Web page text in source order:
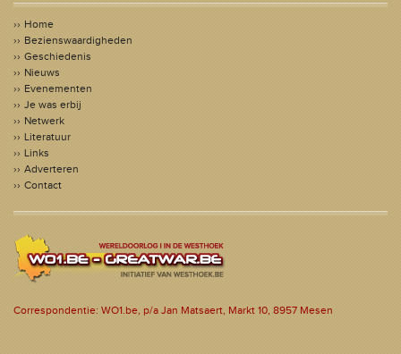
Home
Bezienswaardigheden
Geschiedenis
Nieuws
Evenementen
Je was erbij
Netwerk
Literatuur
Links
Adverteren
Contact
Correspondentie: WO1.be, p/a Jan Matsaert, Markt 10, 8957 Mesen